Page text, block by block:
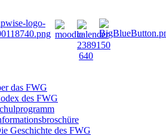
das FWG
des FWG
Geschichte des FWG